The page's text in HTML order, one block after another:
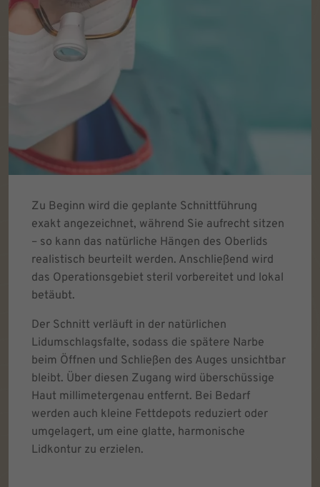
Zu Beginn wird die geplante Schnittführung
exakt angezeichnet, während Sie aufrecht sitzen
– so kann das natürliche Hängen des Oberlids
realistisch beurteilt werden. Anschließend wird
das Operationsgebiet steril vorbereitet und lokal
betäubt.
Der Schnitt verläuft in der natürlichen
Lidumschlagsfalte, sodass die spätere Narbe
beim Öffnen und Schließen des Auges unsichtbar
bleibt. Über diesen Zugang wird überschüssige
Haut millimetergenau entfernt. Bei Bedarf
werden auch kleine Fettdepots reduziert oder
umgelagert, um eine glatte, harmonische
Lidkontur zu erzielen.